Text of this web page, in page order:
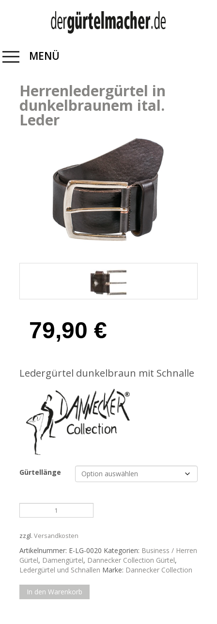
MENÜ
Herrenledergürtel in
dunkelbraunem ital.
Leder
79,90 €
Ledergürtel dunkelbraun mit Schnalle
Gürtellänge
Herrenledergürtel
in
ital.
Leder
Menge
zzgl. Versandkosten
Artikelnummer: E-LG-0020 Kategorien: Business / Herren
Gürtel, Damengürtel, Dannecker Collection Gürtel,
Ledergürtel und Schnallen Marke: Dannecker Collection
In den Warenkorb